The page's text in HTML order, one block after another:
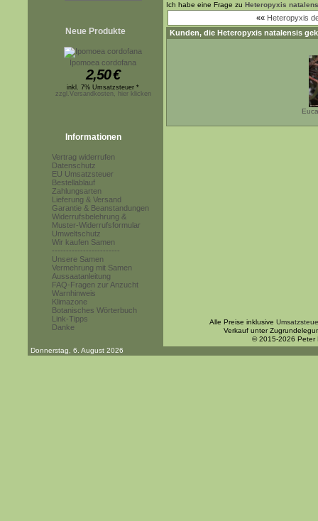
Neue Produkte
Ipomoea cordofana
2,50€
inkl. 7% Umsatzsteuer *
zzgl.Versandkosten, hier klicken
Informationen
Vertrag widerrufen
Datenschutz
EU Umsatzsteuer
Bestellablauf
Zahlungsarten
Lieferung & Versand
Garantie & Beanstandungen
Widerrufsbelehrung &
Muster-Widerrufsformular
Umweltschutz
Wir kaufen Samen
------------------------
Unsere Samen
Vermehrung mit Samen
Aussaatanleitung
FAQ-Fragen zur Anzucht
Warnhinweis
Klimazone
Botanisches Wörterbuch
Link-Tipps
Danke
Ich habe eine Frage zu Heteropyxis
«« Heteropyxis
Kunden, die Heteropyxis natalensis
Alle Preise inklusive
Verkauf unter
© 2015-2026 Peter
Donnerstag, 6. August 2026